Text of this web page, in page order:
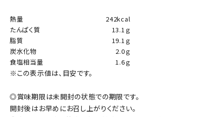
熱量
242kcal
たんぱく質
13.1ｇ
脂質
19.1ｇ
炭水化物
2.0ｇ
食塩相当量
1.6ｇ
※この表示値は、目安です。
◎賞味期限は未開封の状態での期限です。
開封後はお早めにお召し上がりください。